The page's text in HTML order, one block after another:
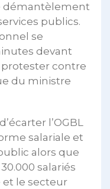
démantèlement
publics.
se
devant
contre
du ministre
l’OGBL
salariale et
alors que
salariés
et le secteur